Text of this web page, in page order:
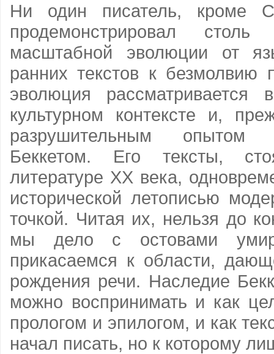
Ни один писатель, кроме
продемонстрировал
масштабной эволюции от
ранних текстов к безмолвию
эволюция рассматривается
культур­ном контексте и,
разрушительным опытом
Беккетом. Его тексты,
литературе ХХ века,
исторической летописью
точкой. Читая их, нельзя до
мы дело с остовами
прикасаемся к области,
рождения речи. Наследие
можно воспринимать и как
прологом и эпилогом, и как
начал писать, но к которому